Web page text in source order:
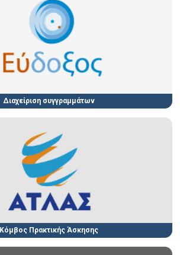
Διαχείριση συγγραμμάτων
Κόμβος Πρακτικής Άσκησης